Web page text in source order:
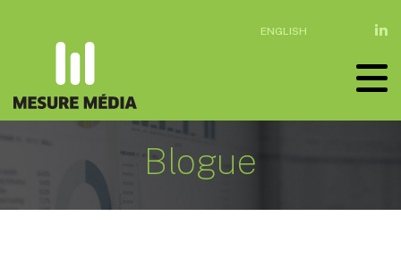
ENGLISH
Blogue